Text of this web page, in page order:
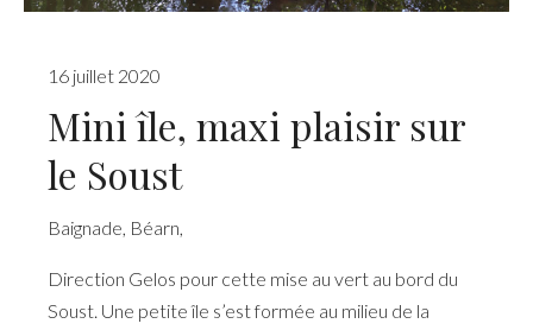
16 juillet 2020
Mini île, maxi plaisir sur
le Soust
Baignade, Béarn,
Direction Gelos pour cette mise au vert au bord du
Soust. Une petite île s’est formée au milieu de la